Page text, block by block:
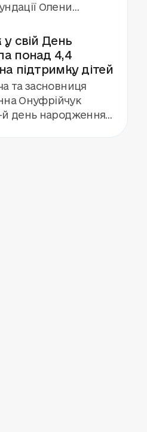
Олени
освіти Андрієм
який
і команди кемпу.
свій День
понад 4,4
підтримку дітей
та засновниця
Онуфрійчук
й день народження